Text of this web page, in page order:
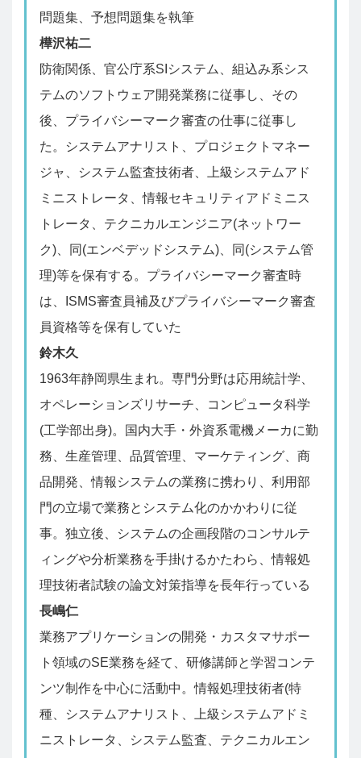
問題集、予想問題集を執筆
樺沢祐二
防衛関係、官公庁系SIシステム、組込み系シス
テムのソフトウェア開発業務に従事し、その
後、プライバシーマーク審査の仕事に従事し
た。システムアナリスト、プロジェクトマネー
ジャ、システム監査技術者、上級システムアド
ミニストレータ、情報セキュリティアドミニス
トレータ、テクニカルエンジニア(ネットワー
ク)、同(エンベデッドシステム)、同(システム管
理)等を保有する。プライバシーマーク審査時
は、ISMS審査員補及びプライバシーマーク審査
員資格等を保有していた
鈴木久
1963年静岡県生まれ。専門分野は応用統計学、
オペレーションズリサーチ、コンピュータ科学
(工学部出身)。国内大手・外資系電機メーカに勤
務、生産管理、品質管理、マーケティング、商
品開発、情報システムの業務に携わり、利用部
門の立場で業務とシステム化のかかわりに従
事。独立後、システムの企画段階のコンサルテ
ィングや分析業務を手掛けるかたわら、情報処
理技術者試験の論文対策指導を長年行っている
長嶋仁
業務アプリケーションの開発・カスタマサポー
ト領域のSE業務を経て、研修講師と学習コンテ
ンツ制作を中心に活動中。情報処理技術者(特
種、システムアナリスト、上級システムアドミ
ニストレータ、システム監査、テクニカルエン